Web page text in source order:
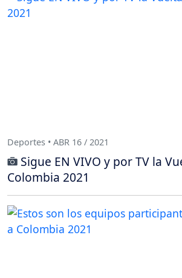
Deportes • ABR 16 / 2021
Sigue EN VIVO y por TV la
Colombia 2021